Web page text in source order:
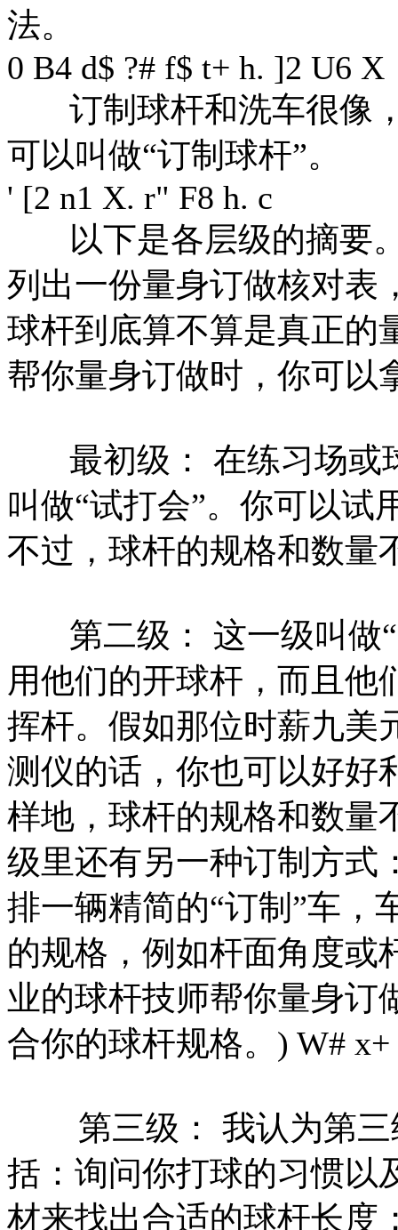
法。
0 B4 d$ ?# f$ t+ h. ]2 U6 X
订制球杆和洗车很像，
可以叫做“订制球杆”。
' [2 n1 X. r" F8 h. c
以下是各层级的摘要。
列出一份量身订做核对表
球杆到底算不算是真正的
帮你量身订做时，你可以
最初级： 在练习场或
叫做“试打会”。你可以试
不过，球杆的规格和数量
第二级： 这一级叫做“
用他们的开球杆，而且他
挥杆。假如那位时薪九美
测仪的话，你也可以好好
样地，球杆的规格和数量
级里还有另一种订制方式
排一辆精简的“订制”车，
的规格，例如杆面角度或
业的球杆技师帮你量身订
合你的球杆规格。 ) W#
第三级： 我认为第三
括：询问你打球的习惯以
材来找出合适的球杆长度